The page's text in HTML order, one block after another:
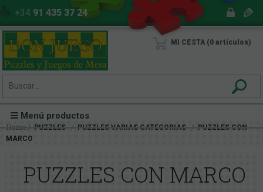
+34 91 435 37 24
MI CESTA 0 artículos
Menú productos
Home PUZZLES PUZZLES VARIAS CATEGORIAS
PUZZLES CON
MARCO
PUZZLES CON MARCO